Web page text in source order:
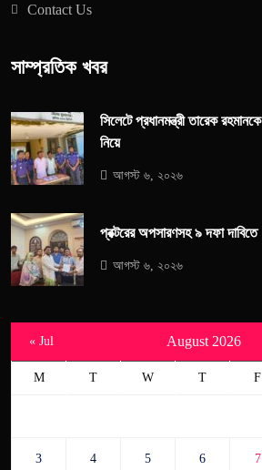
Contact Us
সাম্প্রতিক খবর
সিলেটে প্রধানমন্ত্রী তারেক রহমানকে
নিয়ে
আগস্ট ৬, ২০২৬
প্রক্টরের অপসারণসহ ৯ দফা দাবিতে
আগস্ট ৬, ২০২৬
August 2026
M T W T F
3 4 5 6 7
« Jul